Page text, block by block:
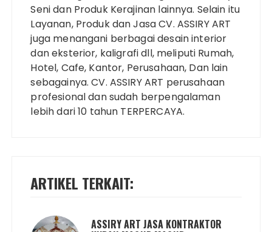
Seni dan Produk Kerajinan lainnya. Selain itu
Layanan, Produk dan Jasa CV. ASSIRY ART
juga menangani berbagai desain interior
dan eksterior, kaligrafi dll, meliputi Rumah,
Hotel, Cafe, Kantor, Perusahaan, Dan lain
sebagainya. CV. ASSIRY ART perusahaan
profesional dan sudah berpengalaman
lebih dari 10 tahun TERPERCAYA.
ARTIKEL TERKAIT:
ASSIRY ART JASA KONTRAKTOR